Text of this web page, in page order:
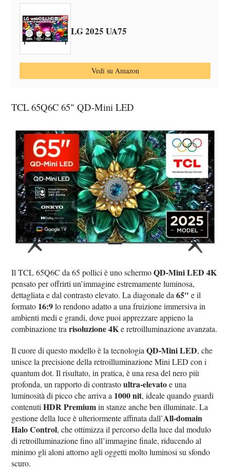
LG 2025 UA75
Vedi su Amazon
TCL 65Q6C 65" QD-Mini LED
Il TCL 65Q6C da 65 pollici è uno schermoQD-Mini LED 4K
pensato per offrirti un’immagine estremamente luminosa,
dettagliata e dal contrasto elevato. La diagonale da65" e il
formato 16:9lo rendono adatto a una fruizione immersiva in
ambienti medi e grandi, dove puoi apprezzare appieno la
combinazione trarisoluzione 4Ke retroilluminazione avanzata.
Il cuore di questo modello è la tecnologiaQD-Mini LED, che
unisce la precisione della retroilluminazione Mini LED con i
quantum dot. Il risultato, in pratica, è una resa del nero più
profonda, un rapporto di contrastoultra-elevatoe una
luminosità di picco che arriva a 1000 nit, ideale quando guardi
contenutiHDR Premiumin stanze anche ben illuminate. La
gestione della luce è ulteriormente affinata dall’All-domain
Halo Control, che ottimizza il percorso della luce dal modulo
di retroilluminazione fino all’immagine finale, riducendo al
minimo gli aloni attorno agli oggetti molto luminosi su sfondo
scuro.